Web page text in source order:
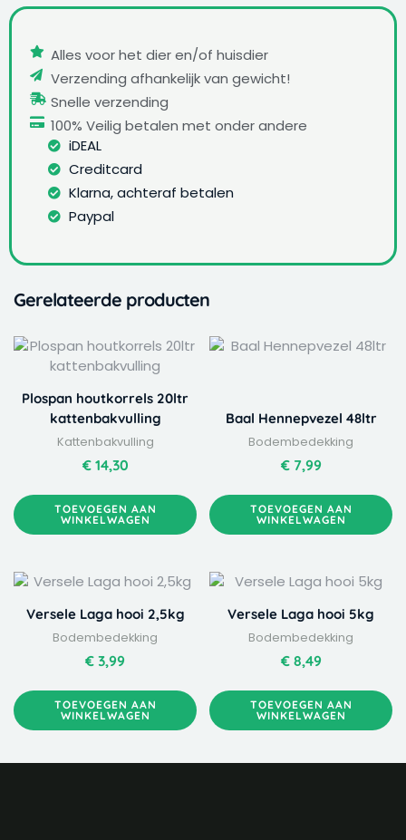
Alles voor het dier en/of huisdier
Verzending afhankelijk van gewicht!
Snelle verzending
100% Veilig betalen met onder andere
iDEAL
Creditcard
Klarna, achteraf betalen
Paypal
Gerelateerde producten
Plospan houtkorrels 20ltr
kattenbakvulling
Kattenbakvulling
€14,30
TOEVOEGEN AAN
WINKELWAGEN
Baal Hennepvezel 48ltr
Bodembedekking
€7,99
TOEVOEGEN AAN
WINKELWAGEN
Versele Laga hooi 2,5kg
Bodembedekking
€ 3,99
TOEVOEGEN AAN
WINKELWAGEN
Versele Laga hooi 5kg
Bodembedekking
€8,49
TOEVOEGEN AAN
WINKELWAGEN